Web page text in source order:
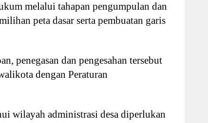
melalui tahapan pengumpulan dan
peta dasar serta pembuatan garis
penegasan dan pengesahan tersebut
dengan Peraturan
wilayah administrasi desa diperlukan